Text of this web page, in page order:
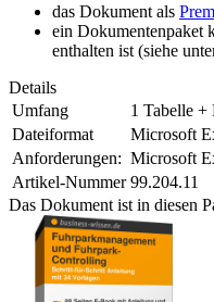
das Dokument als
ein Dokumentenpaket
enthalten ist (siehe
Details
Umfang
1 Tabelle +
Dateiformat
Microsoft
Anforderungen: Microsoft
Artikel-Nummer 99.204.11
Das Dokument ist in diesen